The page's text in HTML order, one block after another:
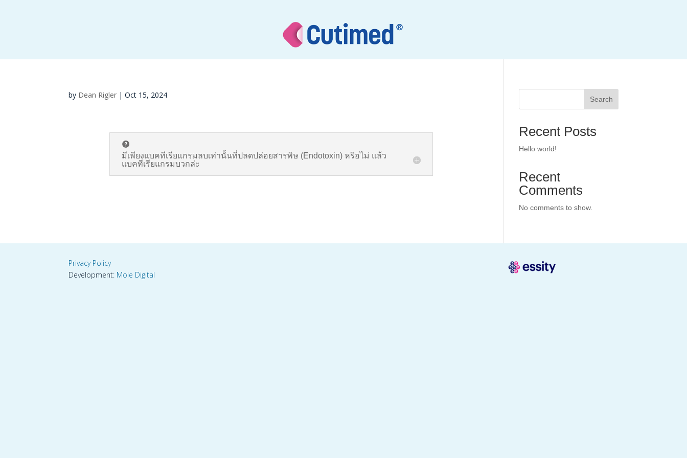
by Dean Rigler |Oct 15, 2024
มีเพียงแบคทีเรียแกรมลบเท่านั้นที่ปลดปล่อยสารพิษ (Endotoxin) หริอไม่ แล้ว
แบคทีเรียแกรมบวกล่ะ
Search
Recent Posts
Hello world!
Recent
Comments
No comments to show.
Privacy Policy
Development: Mole Digital